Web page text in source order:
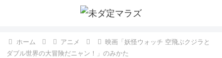
ホーム アニメ
映画「妖怪ウォッチ 空飛ぶクジラと
ダブル世界の大冒険だニャン！」のみかた